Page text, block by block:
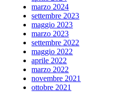
Convenzioni
Contatti
Contatti
marzo 2024
settembre 2023
maggio 2023
marzo 2023
settembre 2022
maggio 2022
aprile 2022
marzo 2022
novembre 2021
ottobre 2021